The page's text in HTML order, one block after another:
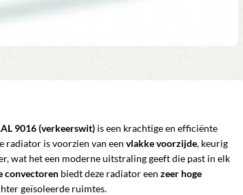
9016 (verkeerswit) is een krachtige en efficiënte
radiator is voorzien van een vlakke voorzijde, keurig
wat het een moderne uitstraling geeft die past in elk
convectoren biedt deze radiator een zeer hoge
geïsoleerde ruimtes.